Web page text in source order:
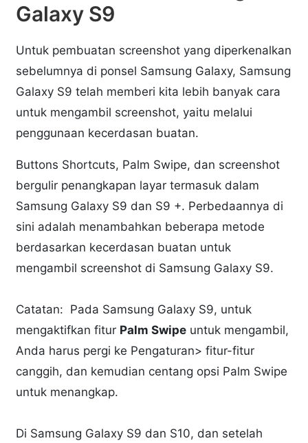
Galaxy S9
Untuk pembuatan screenshot yang diperkenalkan
sebelumnya di ponsel Samsung Galaxy, Samsung
Galaxy S9 telah memberi kita lebih banyak cara
untuk mengambil screenshot, yaitu melalui
penggunaan kecerdasan buatan.
Buttons Shortcuts, Palm Swipe, dan screenshot
bergulir penangkapan layar termasuk dalam
Samsung Galaxy S9 dan S9 +. Perbedaannya di
sini adalah menambahkan beberapa metode
berdasarkan kecerdasan buatan untuk
mengambil screenshot di Samsung Galaxy S9.
Catatan: Pada Samsung Galaxy S9, untuk
mengaktifkan fitur Palm Swipe untuk mengambil,
Anda harus pergi ke Pengaturan> fitur-fitur
canggih, dan kemudian centang opsi Palm Swipe
untuk menangkap.
Di Samsung Galaxy S9 dan S10, dan setelah